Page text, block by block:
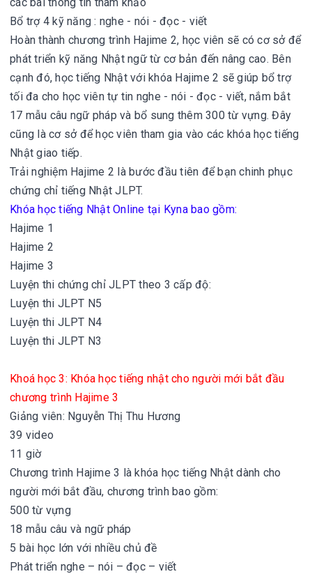
Bổ trợ 4 kỹ năng : nghe - nói - đọc - viết
Hoàn thành chương trình Hajime 2, học viên sẽ có cơ sở để
phát triển kỹ năng Nhật ngữ từ cơ bản đến nâng cao. Bên
cạnh đó, học tiếng Nhật với khóa Hajime 2 sẽ giúp bổ trợ
tối đa cho học viên tự tin nghe - nói - đọc - viết, nắm bắt
17 mẫu câu ngữ pháp và bổ sung thêm 300 từ vựng. Đây
cũng là cơ sở để học viên tham gia vào các khóa học tiếng
Nhật giao tiếp.
Trải nghiệm Hajime 2 là bước đầu tiên để bạn chinh phục
chứng chỉ tiếng Nhật JLPT.
Khóa học tiếng Nhật Online tại Kyna bao gồm:
Hajime 1
Hajime 2
Hajime 3
Luyện thi chứng chỉ JLPT theo 3 cấp độ:
Luyện thi JLPT N5
Luyện thi JLPT N4
Luyện thi JLPT N3
Khoá học 3: Khóa học tiếng nhật cho người mới bắt đầu
chương trình Hajime 3
Giảng viên: Nguyễn Thị Thu Hương
39 video
11 giờ
Chương trình Hajime 3 là khóa học tiếng Nhật dành cho
người mới bắt đầu, chương trình bao gồm:
500 từ vựng
18 mẫu câu và ngữ pháp
5 bài học lớn với nhiều chủ đề
Phát triển nghe – nói – đọc – viết